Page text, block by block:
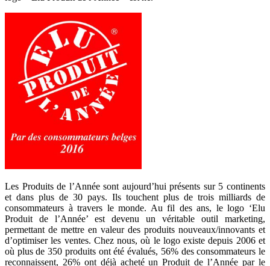
Les Produits de l’Année sont aujourd’hui présents sur 5 continents
et dans plus de 30 pays. Ils touchent plus de trois milliards de
consommateurs à travers le monde. Au fil des ans, le logo ‘Elu
Produit de l’Année’ est devenu un véritable outil marketing,
permettant de mettre en valeur des produits nouveaux/innovants et
d’optimiser les ventes. Chez nous, où le logo existe depuis 2006 et
où plus de 350 produits ont été évalués, 56% des consommateurs le
reconnaissent, 26% ont déjà acheté un Produit de l’Année par le